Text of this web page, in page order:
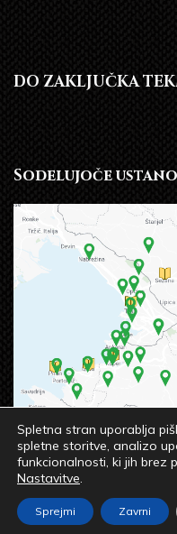
DO ZAKLJUČKA
Sodelujoče
© 2023 OSREDNJA
Spletna stran uporablja
spletne storitve, analizo
funkcionalnosti, ki jih brez
Nastavitve.
Sprejmi Zavrni